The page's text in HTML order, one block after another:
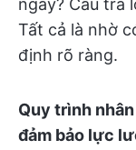
ngày? Câu trả
Tất cả là nhờ
định rõ ràng.
Quy trình
đảm bảo lực